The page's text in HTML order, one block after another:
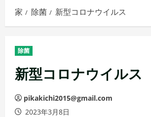
イ
マ
ニ
ュ
ー
家 除菌 新型コロナウイルス
除菌
新型コロナウイルス
pikakichi2015@gmail.com
2023年3月8日